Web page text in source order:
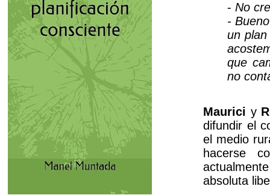
-No
-
un
que
no
Maurici y
difundir el
el medio
hacerse
absoluta